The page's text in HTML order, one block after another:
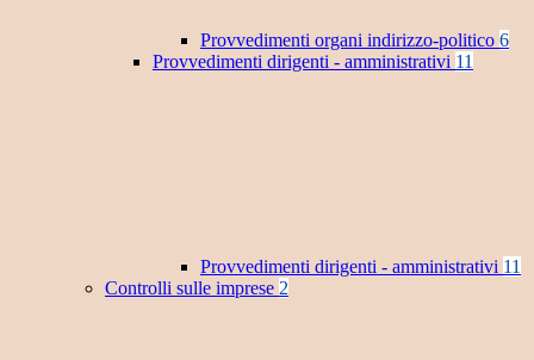
Provvedimenti organi indirizzo-politico 6
Provvedimenti dirigenti - amministrativi 11
Provvedimenti dirigenti - amministrativi 11
Controlli sulle imprese 2